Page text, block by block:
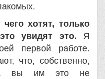
хотят, только
увидят это. Я
первой работе.
что, собственно,
вы им это не